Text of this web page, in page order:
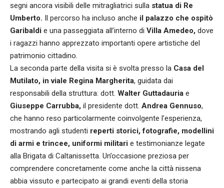
segni ancora visibili delle mitragliatrici sulla statua di Re
Umberto. Il percorso ha incluso anche il palazzo che ospitò
Garibaldi e una passeggiata all’interno di Villa Amedeo, dove
i ragazzi hanno apprezzato importanti opere artistiche del
patrimonio cittadino.
La seconda parte della visita si è svolta presso la Casa del
Mutilato, in viale Regina Margherita, guidata dai
responsabili della struttura: dott. Walter Guttadauria e
Giuseppe Carrubba, il presidente dott. Andrea Gennuso,
che hanno reso particolarmente coinvolgente l’esperienza,
mostrando agli studenti reperti storici, fotografie, modellini
di armi e trincee, uniformi militari e testimonianze legate
alla Brigata di Caltanissetta. Un’occasione preziosa per
comprendere concretamente come anche la città nissena
abbia vissuto e partecipato ai grandi eventi della storia